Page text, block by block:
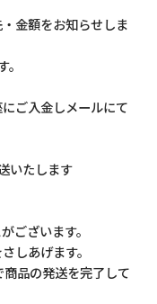
金額をお知らせしま
ご入金しメールにて
いたします
ございます。
しあげます。
品の発送を完了して